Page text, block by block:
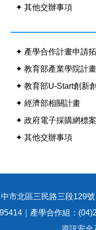
✦ 其他交辦事項
✦ 產學合作計畫申請
✦ 教育部產業學院計
✦ 教育部U-Start創新
✦ 經濟部相關計畫
✦ 政府電子採購網標
✦ 其他交辦事項
市北區三民路三段
｜產學合作組：